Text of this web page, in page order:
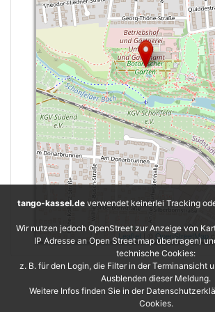
Leaflet OpenStreetMap
tango-kassel.de verwendet keinerlei Tracking
Wir nutzen jedoch OpenStreet zur Anzeige von
IP Adresse an Open Street map übertragen)
technische Cookies:
z. B. für den Login, die Filter in der Terminansicht
Ausblenden dieser Meldung.
Weitere Infos finden Sie in der
Cookies.